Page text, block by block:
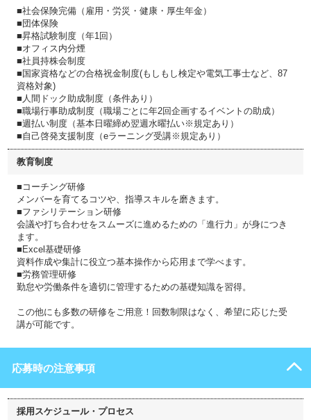
■社会保険完備（雇用・労災・健康・厚生年金）
■団体保険
■昇格試験制度（年1回）
■オフィス内分煙
■社員持株会制度
■国家資格などの合格祝金制度(もしもし検定や電気工事士など、87
資格対象)
■人間ドック助成制度（条件あり）
■職場行事助成制度（職場ごとに年2回企画するイベントの助成）
■週払い制度（基本日曜締め翌週水曜払い※規定あり）
■自己啓発支援制度（eラーニング受講※規定あり）
教育制度
■コーチング研修
メンバーを育てるコツや、指導スキルを磨きます。
■ファシリテーション研修
会議や打ち合わせをスムーズに進めるための「進行力」が身につき
ます。
■Excel基礎研修
資料作成や集計に役立つ基本操作から応用まで学べます。
■労務管理研修
勤怠や労働条件を適切に管理するための基礎知識を習得。
この他にも多数の研修をご用意！回数制限はなく、希望に応じた受
講が可能です。
応募時の注意事項
採用スケジュール・プロセス